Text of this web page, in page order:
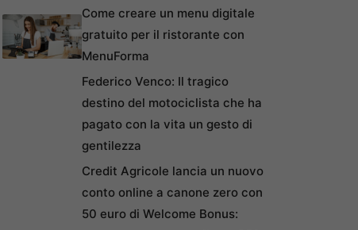
Come creare un menu digitale
gratuito per il ristorante con
MenuForma
Federico Venco: Il tragico
destino del motociclista che ha
pagato con la vita un gesto di
gentilezza
Credit Agricole lancia un nuovo
conto online a canone zero con
50 euro di Welcome Bonus: